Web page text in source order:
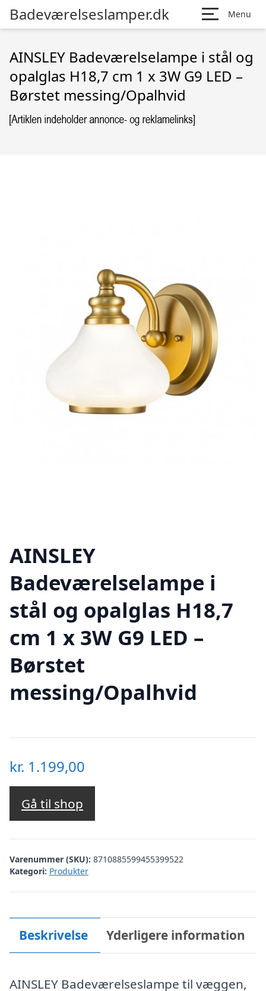
Badeværelseslamper.dk Menu
AINSLEY Badeværelselampe i stål og
opalglas H18,7 cm 1 x 3W G9 LED –
Børstet messing/Opalhvid
AINSLEY
Badeværelselampe i
stål og opalglas H18,7
cm 1 x 3W G9 LED –
Børstet
messing/Opalhvid
kr. 1.199,00
Gå til shop
Varenummer (SKU): 8710885599455399522
Kategori: Produkter
Beskrivelse Yderligere information
AINSLEY Badeværelseslampe til væggen,